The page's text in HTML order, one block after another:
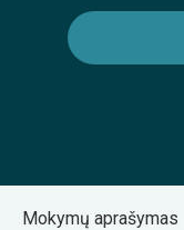
Mokymų aprašymas